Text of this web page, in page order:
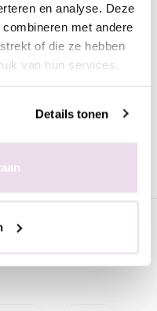
en analyse. Deze
met andere
of die ze hebben
van hun services.
Details tonen
we nog steeds aan
je verder weg of heb
tips en een uitkomst!
anders, waardoor het
doen vanuit jouw salon.
een drukke agenda, zodra